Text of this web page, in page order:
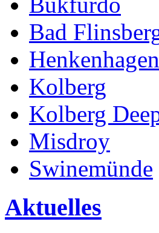
Bad
Henkenhagen
Kolberg
Kolberg
Misdroy
Swinemünde
Aktuelles